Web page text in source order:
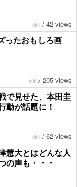
ririri / 42 views
ったおもしろ画
ririri / 205 views
で見せた、本田圭
動が話題に！
ririri / 62 views
慧大とはどんな人
の声も・・・